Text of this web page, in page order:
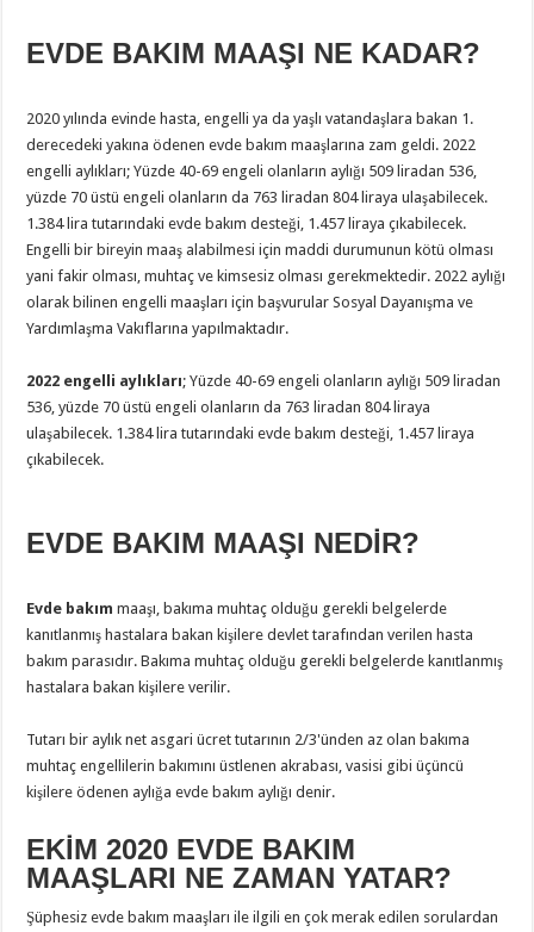
EVDE BAKIM MAAŞI NE KADAR?
2020 yılında evinde hasta, engelli ya da yaşlı vatandaşlara bakan 1.
derecedeki yakına ödenen evde bakım maaşlarına zam geldi. 2022
engelli aylıkları; Yüzde 40-69 engeli olanların aylığı 509 liradan 536,
yüzde 70 üstü engeli olanların da 763 liradan 804 liraya ulaşabilecek.
1.384 lira tutarındaki evde bakım desteği, 1.457 liraya çıkabilecek.
Engelli bir bireyin maaş alabilmesi için maddi durumunun kötü olması
yani fakir olması, muhtaç ve kimsesiz olması gerekmektedir. 2022 aylığı
olarak bilinen engelli maaşları için başvurular Sosyal Dayanışma ve
Yardımlaşma Vakıflarına yapılmaktadır.
2022 engelli aylıkları; Yüzde 40-69 engeli olanların aylığı 509 liradan
536, yüzde 70 üstü engeli olanların da 763 liradan 804 liraya
ulaşabilecek. 1.384 lira tutarındaki evde bakım desteği, 1.457 liraya
çıkabilecek.
EVDE BAKIM MAAŞI NEDİR?
Evde bakım maaşı, bakıma muhtaç olduğu gerekli belgelerde
kanıtlanmış hastalara bakan kişilere devlet tarafından verilen hasta
bakım parasıdır. Bakıma muhtaç olduğu gerekli belgelerde kanıtlanmış
hastalara bakan kişilere verilir.
Tutarı bir aylık net asgari ücret tutarının 2/3'ünden az olan bakıma
muhtaç engellilerin bakımını üstlenen akrabası, vasisi gibi üçüncü
kişilere ödenen aylığa evde bakım aylığı denir.
EKİM 2020 EVDE BAKIM
MAAŞLARI NE ZAMAN YATAR?
Şüphesiz evde bakım maaşları ile ilgili en çok merak edilen sorulardan